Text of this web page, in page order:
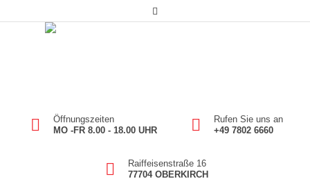
Öffnungszeiten
MO -FR 8.00 - 18.00 UHR
Rufen Sie uns an
+49 7802 6660
Raiffeisenstraße 16
77704 OBERKIRCH